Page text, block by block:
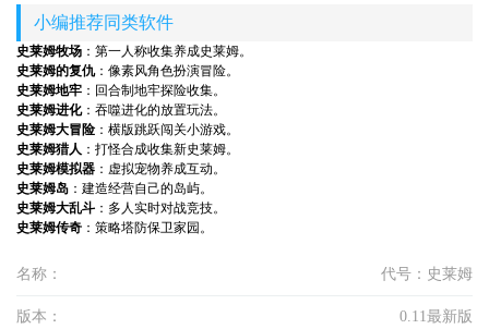
小编推荐同类软件
史莱姆牧场 ：第一人称收集养成史莱姆。
史莱姆的复仇：像素风角色扮演冒险。
史莱姆地牢 ：回合制地牢探险收集。
史莱姆进化：吞噬进化的放置玩法。
史莱姆大冒险 ：横版跳跃闯关小游戏。
史莱姆猎人 ：打怪合成收集新史莱姆。
史莱姆模拟器 ：虚拟宠物养成互动。
史莱姆岛 ：建造经营自己的岛屿。
史莱姆大乱斗 ：多人实时对战竞技。
史莱姆传奇 ：策略塔防保卫家园。
名称： 代号：史莱姆
版本： 0.11最新版